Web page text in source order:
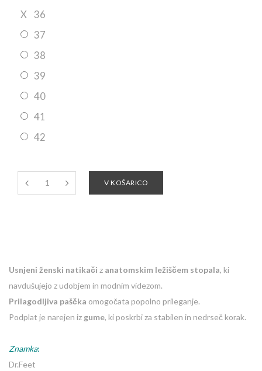
X
36
37
38
39
40
41
42
V KOŠARICO
Usnjeni ženski natikači z anatomskim ležiščem stopala, ki
navdušujejo z udobjem in modnim videzom.
Prilagodljiva paščka omogočata popolno prileganje.
Podplat je narejen iz gume, ki poskrbi za stabilen in nedrseč korak.
Znamka:
Dr.Feet